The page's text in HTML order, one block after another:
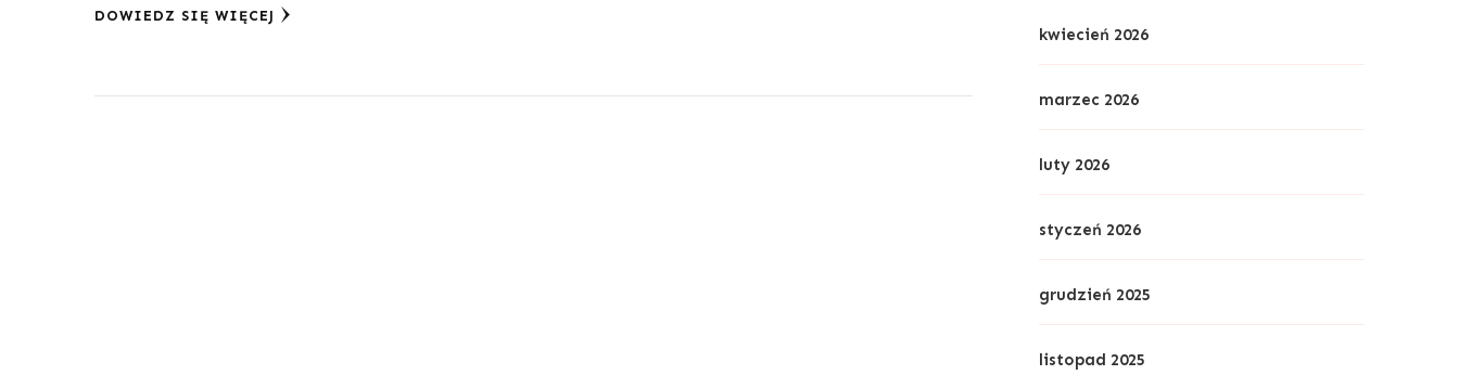
DOWIEDZ SIĘ WIĘCEJ
kwiecień 2026
marzec 2026
luty 2026
styczeń 2026
grudzień 2025
listopad 2025